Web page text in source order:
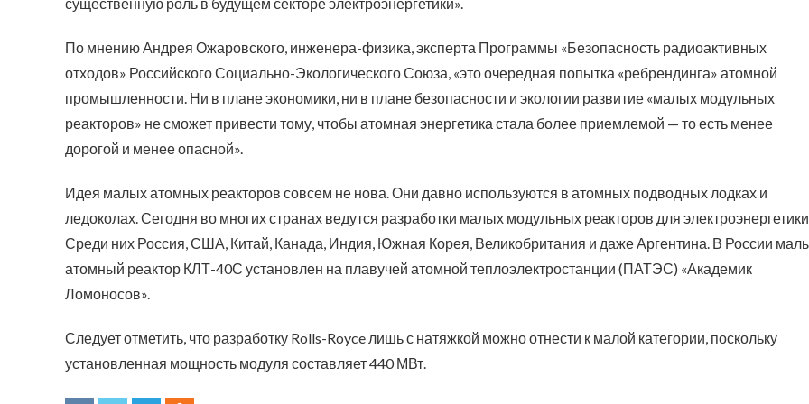
существенную роль в будущем секторе электроэнергетики».
По мнению Андрея Ожаровского, инженера-физика, эксперта Программы «Безопасность радиоактивных
отходов» Российского Социально-Экологического Союза, «это очередная попытка «ребрендинга» атомной
промышленности. Ни в плане экономики, ни в плане безопасности и экологии развитие «малых модульных
реакторов» не сможет привести тому, чтобы атомная энергетика стала более приемлемой — то есть менее
дорогой и менее опасной».
Идея малых атомных реакторов совсем не нова. Они давно используются в атомных подводных лодках и
ледоколах. Сегодня во многих странах ведутся разработки малых модульных реакторов для
Среди них Россия, США, Китай, Канада, Индия, Южная Корея, Великобритания и даже Аргентина. В России
атомный реактор КЛТ-40С установлен на плавучей атомной теплоэлектростанции (ПАТЭС) «Академик
Ломоносов».
Следует отметить, что разработку Rolls-Royce лишь с натяжкой можно отнести к малой категории, поскольку
установленная мощность модуля составляет 440 МВт.